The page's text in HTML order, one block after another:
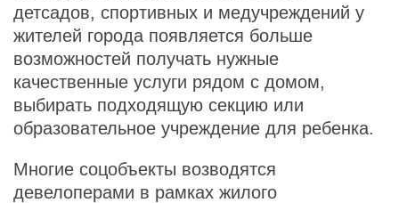
детсадов, спортивных и медучреждений у
жителей города появляется больше
возможностей получать нужные
качественные услуги рядом с домом,
выбирать подходящую секцию или
образовательное учреждение для ребенка.
Многие соцобъекты возводятся
девелоперами в рамках жилого